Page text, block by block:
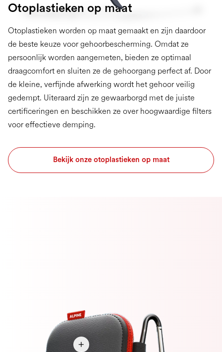
Otoplastieken op maat
Otoplastieken worden op maat gemaakt en zijn daardoor
de beste keuze voor gehoorbescherming. Omdat ze
persoonlijk worden aangemeten, bieden ze optimaal
draagcomfort en sluiten ze de gehoorgang perfect af. Door
de kleine, verfijnde afwerking wordt het gehoor veilig
gedempt. Uiteraard zijn ze gewaarborgd met de juiste
certificeringen en beschikken ze over hoogwaardige filters
voor effectieve demping.
Bekijk onze otoplastieken op maat